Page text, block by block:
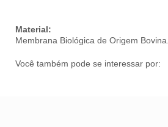
Material:
Membrana Biológica de Origem Bovina.
Você também pode se interessar por: